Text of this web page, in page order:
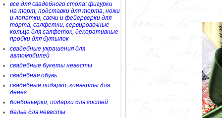
все для свадебного стола: фигурки
на торт, подставки для торта, ножи
и лопатки, свечи и фейерверки для
торта, салфетки, сервировочные
кольца для салфеток, декоративные
пробки для бутылок
свадебные украшения для
автомобилей
свадебные букеты невесты
свадебная обувь
свадебные подарки, конверты для
денег
бонбоньерки, подарки для гостей
белье для невесты